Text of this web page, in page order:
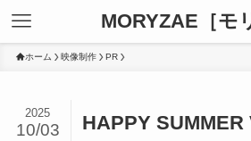
MORYZAE［モ
ホーム 映像制作 PR
HAPPY SUMMER
2025
10/03